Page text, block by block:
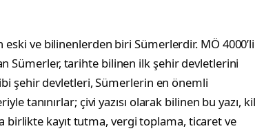
eski ve bilinenlerden biri Sümerlerdir. MÖ 4000’li
Sümerler, tarihte bilinen ilk şehir devletlerini
şehir devletleri, Sümerlerin en önemli
tanınırlar; çivi yazısı olarak bilinen bu yazı, kil
birlikte kayıt tutma, vergi toplama, ticaret ve